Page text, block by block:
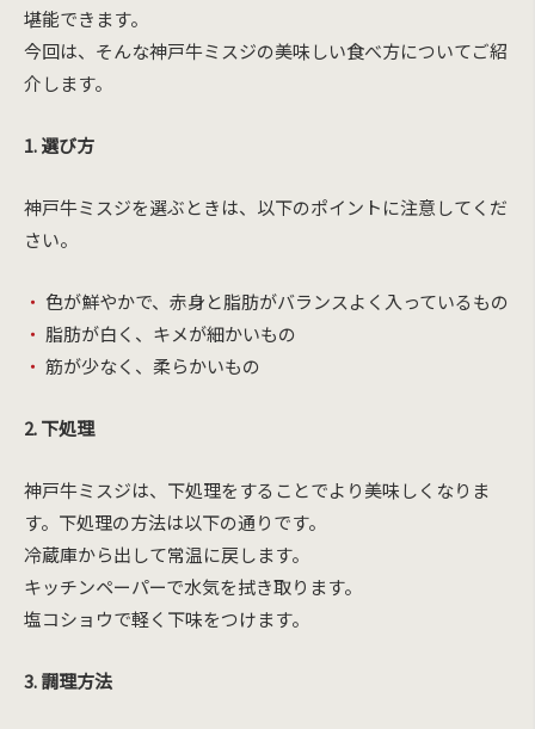
堪能できます。
今回は、そんな神戸牛ミスジの美味しい食べ方についてご紹
介します。
1. 選び方
神戸牛ミスジを選ぶときは、以下のポイントに注意してくだ
さい。
色が鮮やかで、赤身と脂肪がバランスよく入っているもの
脂肪が白く、キメが細かいもの
筋が少なく、柔らかいもの
2. 下処理
神戸牛ミスジは、下処理をすることでより美味しくなりま
す。下処理の方法は以下の通りです。
冷蔵庫から出して常温に戻します。
キッチンペーパーで水気を拭き取ります。
塩コショウで軽く下味をつけます。
3. 調理方法